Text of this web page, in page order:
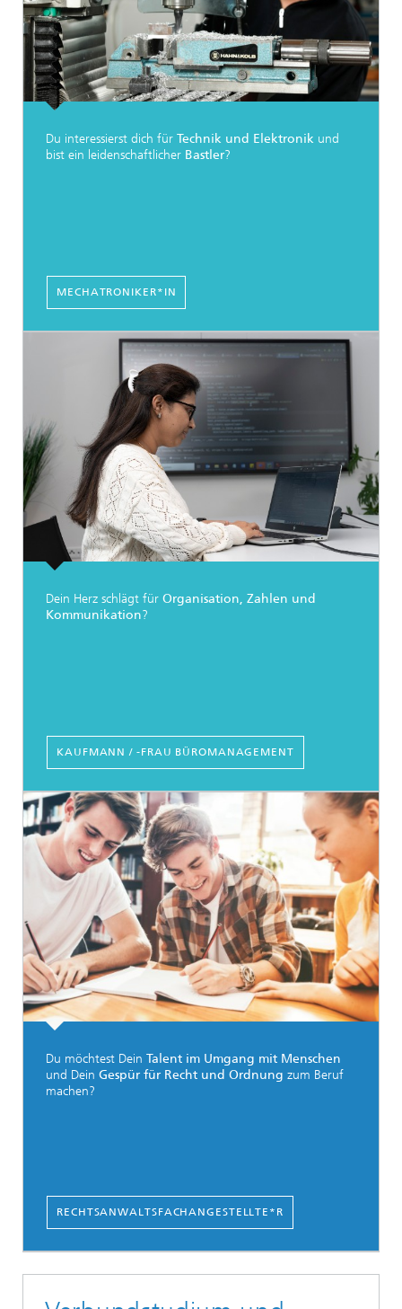
Du interessierst dich für Technik und Elektronik und
bist ein leidenschaftlicher Bastler?
MECHATRONIKER*IN
Dein Herz schlägt für Organisation, Zahlen und
Kommunikation?
KAUFMANN / -FRAU BÜROMANAGEMENT
Du möchtest Dein Talent im Umgang mit Menschen
und Dein Gespür für Recht und Ordnung zum Beruf
machen?
RECHTSANWALTSFACHANGESTELLTE*R